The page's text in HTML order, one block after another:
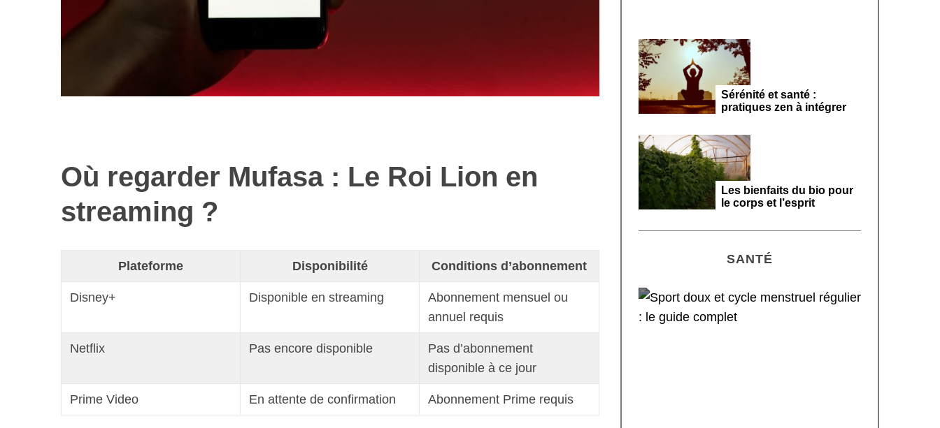
Où regarder Mufasa : Le Roi Lion en
streaming ?
Plateforme Disponibilité Conditions d’abonnement
Disney+ Disponible en streaming
Abonnement mensuel ou
annuel requis
Netflix Pas encore disponible
Pas d’abonnement
disponible à ce jour
Prime Video En attente de confirmation Abonnement Prime requis
Sérénité et santé :
pratiques zen à intégrer
Les bienfaits du bio pour
le corps et l’esprit
SANTÉ
e